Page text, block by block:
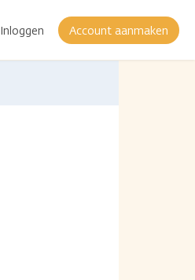
Inloggen Account aanmaken